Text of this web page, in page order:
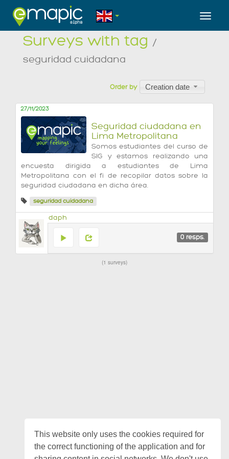
This website only uses the cookies required for
the correct functioning of the application and for
Surveys with tag /
seguridad cuidadana
Order by Creation date
27/11/2023
Seguridad ciudadana en
Lima Metropolitana
Somos estudiantes del curso de
SIG y estamos realizando una
encuesta dirigida a estudiantes de Lima
Metropolitana con el fi de recopilar datos sobre la
seguridad ciudadana en dicha área.
seguridad cuidadana
daph
0 resps.
1 surveys